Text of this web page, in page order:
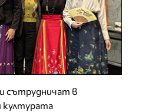
сътрудничат в
културата